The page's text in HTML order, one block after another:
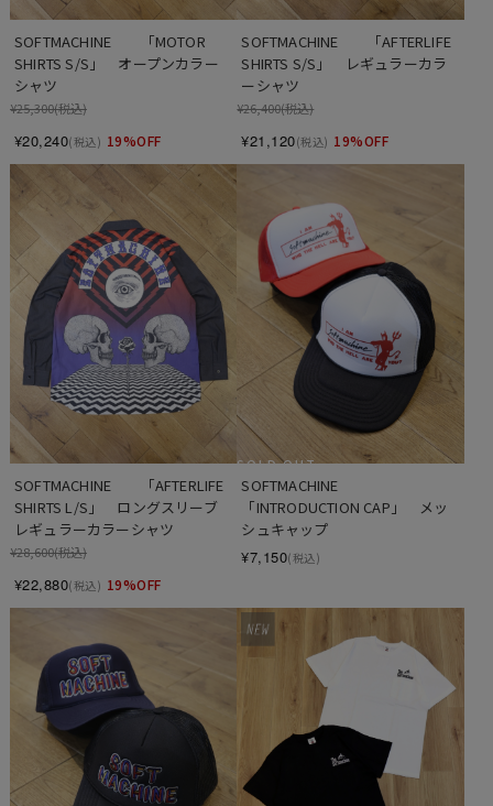
SOFTMACHINE　　「MOTOR
SHIRTS S/S」　オープンカラー
シャツ
¥25,300(税込)
¥20,240(税込) 19%OFF
SOFTMACHINE　　「AFTERLIFE
SHIRTS S/S」　レギュラーカラ
ーシャツ
¥26,400(税込)
¥21,120(税込) 19%OFF
SOFTMACHINE　　「AFTERLIFE
SHIRTS L/S」　ロングスリーブ
レギュラーカラーシャツ
¥28,600(税込)
¥22,880(税込) 19%OFF
SOLD OUT
SOFTMACHINE
「INTRODUCTION CAP」　メッ
シュキャップ
¥7,150(税込)